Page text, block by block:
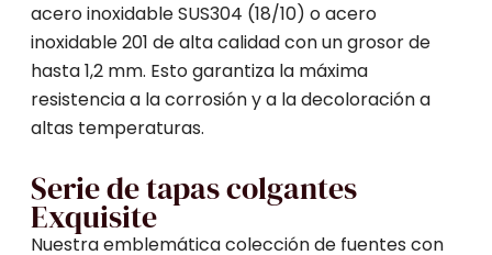
acero inoxidable SUS304 (18/10) o acero
inoxidable 201 de alta calidad con un grosor de
hasta 1,2 mm. Esto garantiza la máxima
resistencia a la corrosión y a la decoloración a
altas temperaturas.
Serie de tapas colgantes
Exquisite
Nuestra emblemática colección de fuentes con